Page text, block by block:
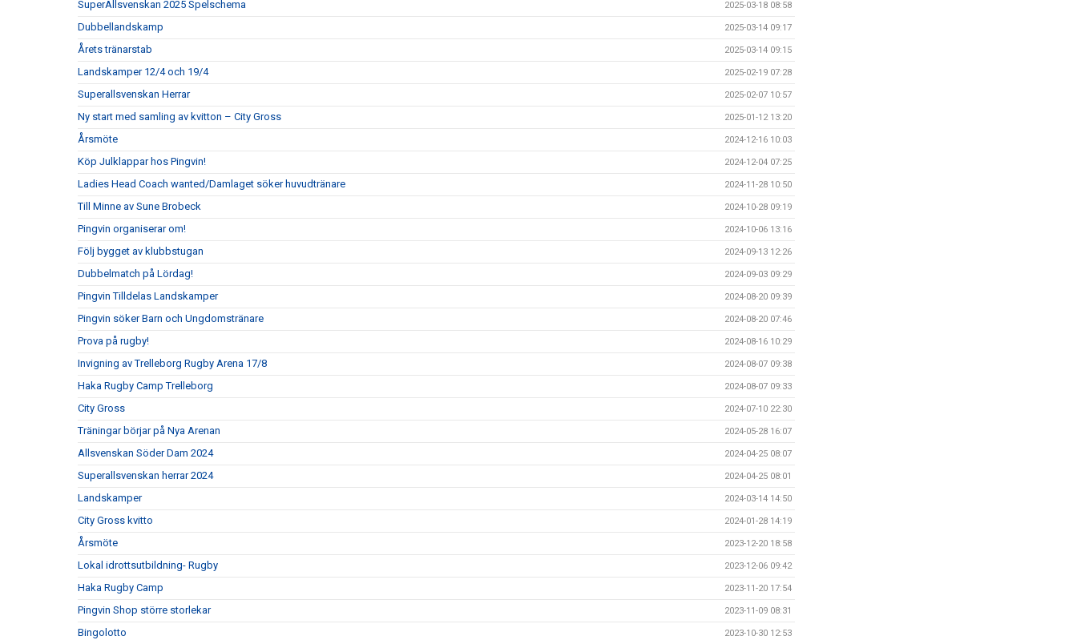
SuperAllsvenskan 2025 Spelschema 2025-03-18 08:58
Dubbellandskamp 2025-03-14 09:17
Årets tränarstab 2025-03-14 09:15
Landskamper 12/4 och 19/4 2025-02-19 07:28
Superallsvenskan Herrar 2025-02-07 10:57
Ny start med samling av kvitton – City Gross 2025-01-12 13:20
Årsmöte 2024-12-16 10:03
Köp Julklappar hos Pingvin! 2024-12-04 07:25
Ladies Head Coach wanted/Damlaget söker huvudtränare 2024-11-28 10:50
Till Minne av Sune Brobeck 2024-10-28 09:19
Pingvin organiserar om! 2024-10-06 13:16
Följ bygget av klubbstugan 2024-09-13 12:26
Dubbelmatch på Lördag! 2024-09-03 09:29
Pingvin Tilldelas Landskamper 2024-08-20 09:39
Pingvin söker Barn och Ungdomstränare 2024-08-20 07:46
Prova på rugby! 2024-08-16 10:29
Invigning av Trelleborg Rugby Arena 17/8 2024-08-07 09:38
Haka Rugby Camp Trelleborg 2024-08-07 09:33
City Gross 2024-07-10 22:30
Träningar börjar på Nya Arenan 2024-05-28 16:07
Allsvenskan Söder Dam 2024 2024-04-25 08:07
Superallsvenskan herrar 2024 2024-04-25 08:01
Landskamper 2024-03-14 14:50
City Gross kvitto 2024-01-28 14:19
Årsmöte 2023-12-20 18:58
Lokal idrottsutbildning- Rugby 2023-12-06 09:42
Haka Rugby Camp 2023-11-20 17:54
Pingvin Shop större storlekar 2023-11-09 08:31
Bingolotto 2023-10-30 12:53